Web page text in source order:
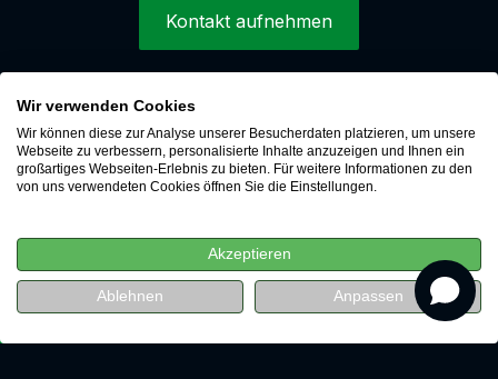
Jetzt kostenlos ansehen
Jetzt kostenlos ansehen
Kontakt aufnehmen
Hinweisgebersystem
Cookies
Impressum
Karriere
Wir verwenden Cookies
Wir können diese zur Analyse unserer Besucherdaten platzieren, um unsere
Webseite zu verbessern, personalisierte Inhalte anzuzeigen und Ihnen ein
großartiges Webseiten-Erlebnis zu bieten. Für weitere Informationen zu den
von uns verwendeten Cookies öffnen Sie die Einstellungen.
Akzeptieren
Ablehnen Anpassen